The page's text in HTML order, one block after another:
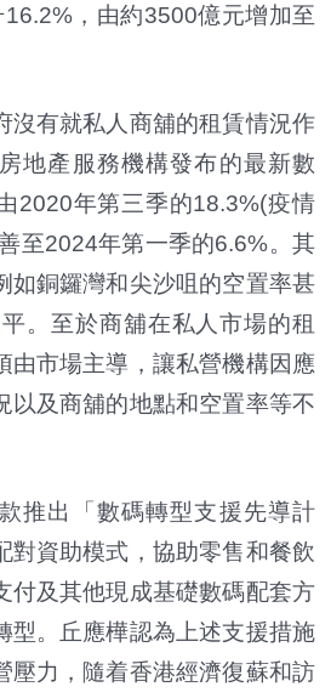
，由約3500億元增加至
有就私人商舖的租賃情況作
地產服務機構發布的最新數
2020年第三季的18.3%(疫情
至2024年第一季的6.6%。其
如銅鑼灣和尖沙咀的空置率甚
。至於商舖在私人市場的租
由市場主導，讓私營機構因應
以及商舖的地點和空置率等不
推出「數碼轉型支援先導計
對資助模式，協助零售和餐飲
付及其他現成基礎數碼配套方
型。丘應樺認為上述支援措施
壓力，隨着香港經濟復蘇和訪